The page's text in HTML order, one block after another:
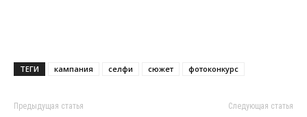
ТЕГИ кампания селфи сюжет фотоконкурс
Предыдущая статья Следующая статья